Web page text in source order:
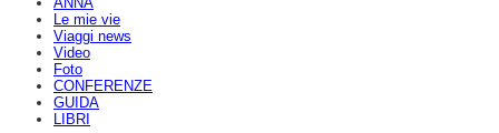
Le mie vie
Viaggi news
Video
Foto
CONFERENZE
GUIDA
LIBRI